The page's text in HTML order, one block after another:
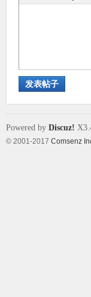
发表帖子
Powered by Discuz!
© 2001-2017 Comsenz